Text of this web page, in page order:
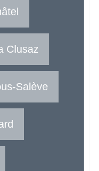
Clusaz
Salève